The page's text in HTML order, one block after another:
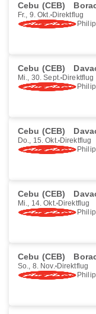
Cebu (CEB)
Fr., 9. Okt. Direktflug
Cebu (CEB)
Mi., 30. Sept. Direktflug
Cebu (CEB)
Do., 15. Okt. Direktflug
Cebu (CEB)
Mi., 14. Okt. Direktflug
Cebu (CEB)
So., 8. Nov. Direktflug